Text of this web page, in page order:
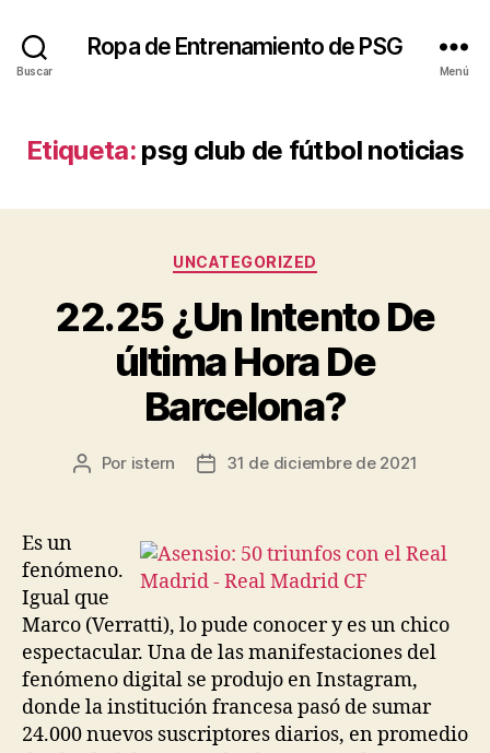
Buscar
Ropa de Entrenamiento de PSG
Menú
Etiqueta: psg club de fútbol noticias
Categorías
UNCATEGORIZED
22.25 ¿Un Intento De
última Hora De
Barcelona?
Autor
Por istern
Fecha31 de diciembre de 2021
Es un
fenómeno.
Igual que
Marco (Verratti), lo pude conocer y es un chico
espectacular. Una de las manifestaciones del
fenómeno digital se produjo en Instagram,
donde la institución francesa pasó de sumar
24.000 nuevos suscriptores diarios, en promedio